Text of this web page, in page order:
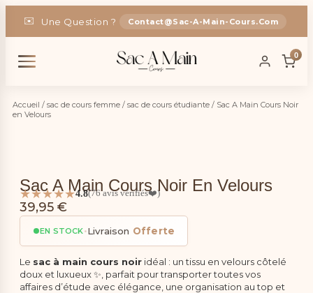
✉️ Une Question ? Contact@sac-A-Main-Cours.com
Livraison OFFERTE 0
Accueil / sac de cours femme / sac de cours étudiante / Sac A Main Cours Noir
en Velours
Sac A Main Cours Noir En Velours
★★★★★4.8(76 avis vérifiés❤️)
39,95 €
EN STOCK•Livraison Offerte
Le sac à main cours noir idéal : un tissu en velours côtelé
doux et luxueux ✨, parfait pour transporter toutes vos
affaires d’étude avec élégance, une organisation au top et